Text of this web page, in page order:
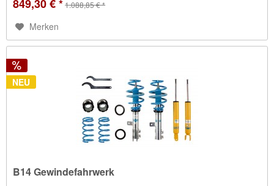
849,30 € *1.088,85 € *
Merken
NEU
B14 Gewindefahrwerk